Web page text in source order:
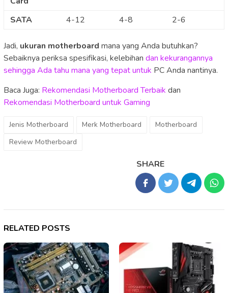
SATA 4-12 4-8 2-6
Jadi, ukuran motherboard mana yang Anda butuhkan?
Sebaiknya periksa spesifikasi, kelebihan dan kekurangannya
sehingga Ada tahu mana yang tepat untuk PC Anda nantinya.
Baca Juga: Rekomendasi Motherboard Terbaik dan
Rekomendasi Motherboard untuk Gaming
Jenis Motherboard Merk Motherboard
Motherboard
Review Motherboard
SHARE
RELATED POSTS